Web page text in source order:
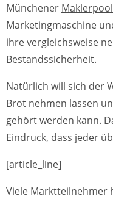
Münchener Maklerpool
Marketingmaschine
ihre vergleichsweise
Bestandssicherheit.
Natürlich will sich der
Brot nehmen lassen
gehört werden kann.
Eindruck, dass jeder
[article_line]
Viele Marktteilnehmer